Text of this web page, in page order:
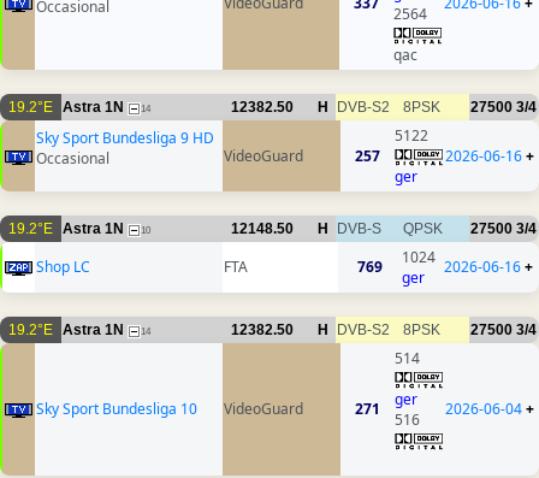
Occasional
2564
qac
19.2°E Astra 1N 14 12382.50 H DVB-S2 8PSK 27500 3/4
Sky Sport Bundesliga 9 HD
Occasional
VideoGuard 257
5122
ger
2026-06-16+
19.2°E Astra 1N 10 12148.50 H DVB-S QPSK 27500 3/4
Shop LC FTA 769
1024
ger
2026-06-16+
19.2°E Astra 1N 14 12382.50 H DVB-S2 8PSK 27500 3/4
Sky Sport Bundesliga 10 VideoGuard 271
514
ger
516
2026-06-04+